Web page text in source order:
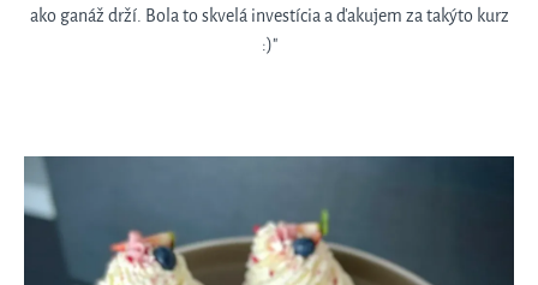
ako ganáž drží. Bola to skvelá investícia a ďakujem za takýto kurz
:)"